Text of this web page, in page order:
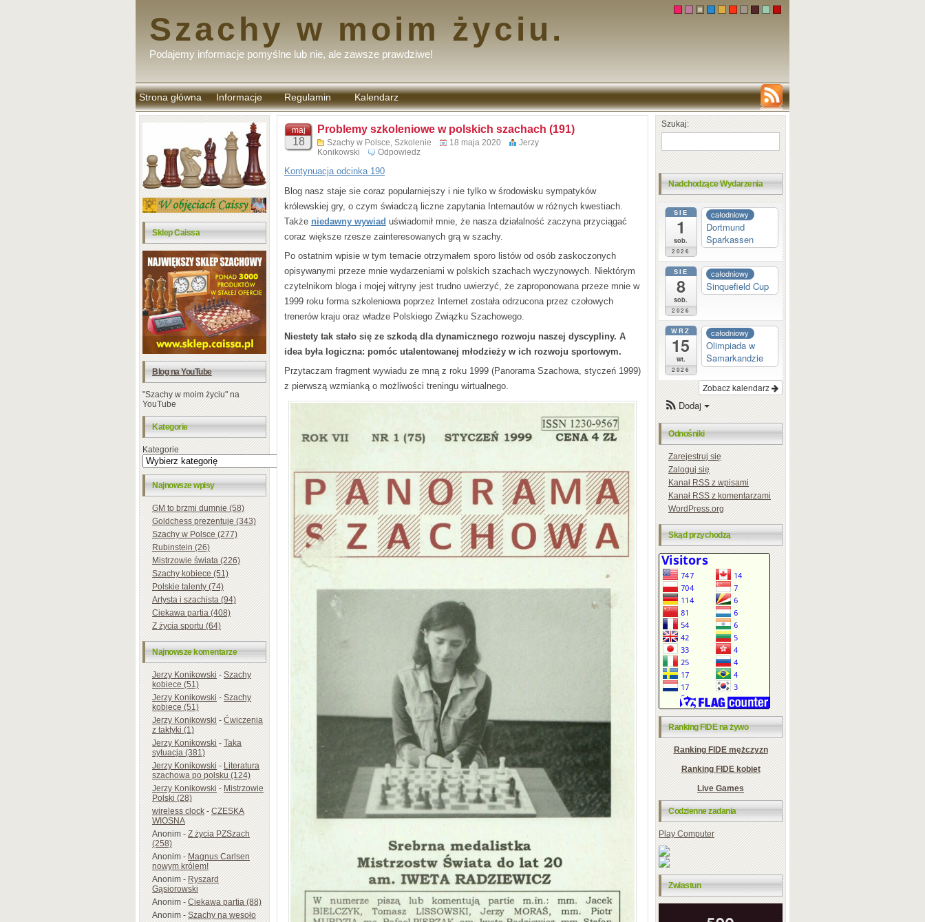
Szachy w moim życiu.
Podajemy informacje pomyślne lub nie, ale zawsze prawdziwe!
Strona główna Informacje Regulamin
komentarzy
Kalendarz
Sklep Caissa
Blog na YouTube
"Szachy w moim życiu" na
YouTube
Kategorie
Kategorie
Najnowsze wpisy
GM to brzmi dumnie (58)
Goldchess prezentuje (343)
Szachy w Polsce (277)
Rubinstein (26)
Mistrzowie świata (226)
Szachy kobiece (51)
Polskie talenty (74)
Artysta i szachista (94)
Ciekawa partia (408)
Z życia sportu (64)
Najnowsze komentarze
Jerzy Konikowski-Szachy
kobiece (51)
Jerzy Konikowski-Szachy
kobiece (51)
Jerzy Konikowski-Ćwiczenia
z taktyki (1)
Jerzy Konikowski-Taka
sytuacja (381)
Jerzy Konikowski-Literatura
szachowa po polsku (124)
Jerzy Konikowski-Mistrzowie
Polski (28)
wireless clock-CZESKA
WIOSNA
Anonim-Z życia PZSzach
(258)
Anonim-Magnus Carlsen
nowym królem!
Anonim-Ryszard
Gąsiorowski
Anonim-Ciekawa partia (88)
Anonim-Szachy na wesoło
maj
18
Problemy szkoleniowe w polskich szachach (191)
Szachy w Polsce, Szkolenie 18 maja 2020
Jerzy
Konikowski
Odpowiedz
Kontynuacja odcinka 190
Blog nasz staje sie coraz popularniejszy i nie tylko w środowisku sympatyków
królewskiej gry, o czym świadczą liczne zapytania Internautów w różnych kwestiach.
Także niedawny wywiad uświadomił mnie, że nasza działalność zaczyna przyciągać
coraz większe rzesze zainteresowanych grą w szachy.
Po ostatnim wpisie w tym temacie otrzymałem sporo listów od osób zaskoczonych
opisywanymi przeze mnie wydarzeniami w polskich szachach wyczynowych. Niektórym
czytelnikom bloga i mojej witryny jest trudno uwierzyć, że zaproponowana przeze mnie w
1999 roku forma szkoleniowa poprzez Internet została odrzucona przez czołowych
trenerów kraju oraz władze Polskiego Związku Szachowego.
Niestety tak stało się ze szkodą dla dynamicznego rozwoju naszej dyscypliny. A
idea była logiczna: pomóc utalentowanej młodzieży w ich rozwoju sportowym.
Przytaczam fragment wywiadu ze mną z roku 1999 (Panorama Szachowa, styczeń 1999)
z pierwszą wzmianką o możliwości treningu wirtualnego.
Szukaj:
Nadchodzące Wydarzenia
SIE
1
sob.
2026
całodniowy
Dortmund
Sparkassen
SIE
8
sob.
2026
całodniowy
Sinquefield Cup
WRZ
15
wt.
2026
całodniowy
Olimpiada w
Samarkandzie
Zobacz kalendarz
Dodaj
Odnośniki
Zarejestruj się
Zaloguj się
KanałRSSz wpisami
KanałRSSz komentarzami
WordPress.org
Skąd przychodzą
Ranking FIDE na żywo
Ranking FIDE mężczyzn
Ranking FIDE kobiet
Live Games
Codzienne zadania
Play Computer
Zwiastun